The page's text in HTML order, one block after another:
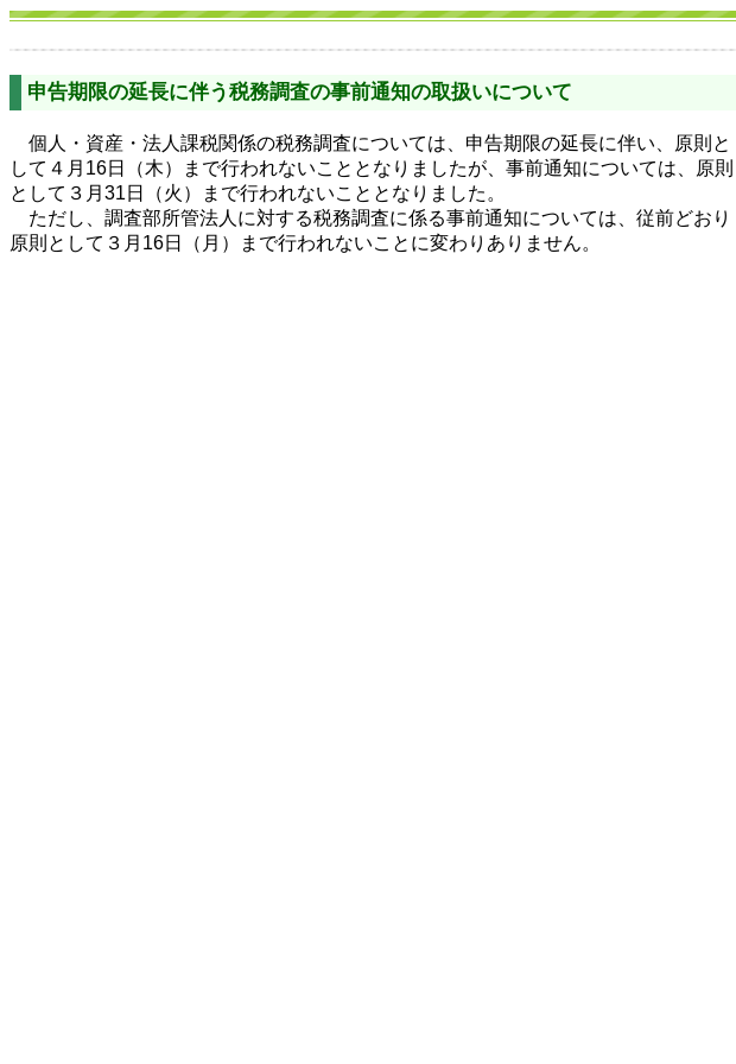
申告期限の延長に伴う税務調査の事前通知の取扱いについて
個人・資産・法人課税関係の税務調査については、申告期限の延長に伴い、原則と
して４月16日（木）まで行われないこととなりましたが、事前通知については、原則
として３月31日（火）まで行われないこととなりました。
ただし、調査部所管法人に対する税務調査に係る事前通知については、従前どおり
原則として３月16日（月）まで行われないことに変わりありません。